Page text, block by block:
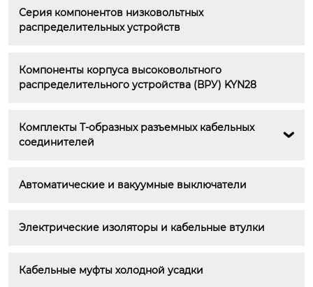
Серия компонентов низковольтных
распределительных устройств
Компоненты корпуса высоковольтного
распределительного устройства (ВРУ) KYN28
Комплекты Т-образных разъемных кабельных
соединителей

Автоматические и вакуумные выключатели
Электрические изоляторы и кабельные втулки
Кабельные муфты холодной усадки